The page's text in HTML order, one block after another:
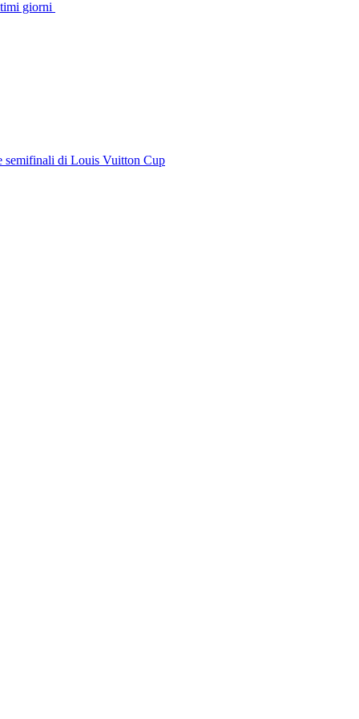
giorni
semifinali di Louis Vuitton Cup